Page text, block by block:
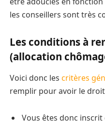
les conseillers sont très
Les conditions à
(allocation
Voici donc les critères
remplir pour avoir le
Vous êtes donc inscrit